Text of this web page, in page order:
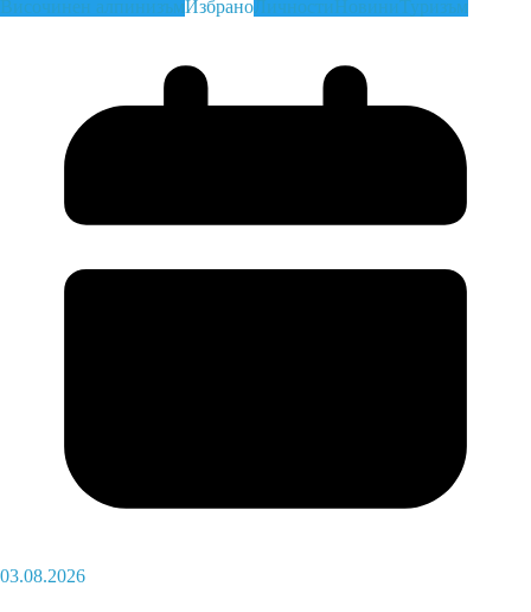
Височинен алпинизъмИзбраноЛичности Новини Туризъм
03.08.2026